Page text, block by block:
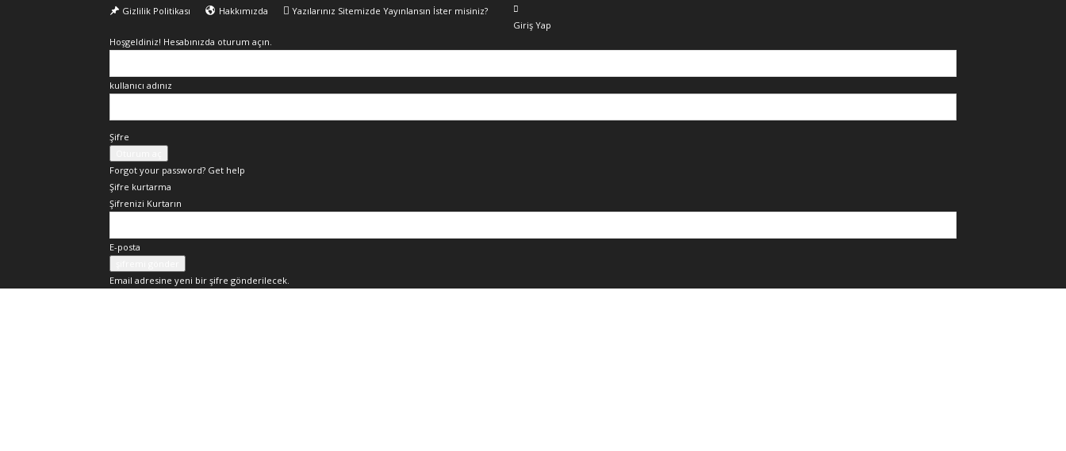
Gizlilik Politikası Hakkımızda
Yazılarınız Sitemizde Yayınlansın İster misiniz?
Giriş Yap
Hoşgeldiniz! Hesabınızda oturum açın.
kullanıcı adınız
Şifre
Forgot your password? Get help
Şifre kurtarma
Şifrenizi Kurtarın
E-posta
Email adresine yeni bir şifre gönderilecek.